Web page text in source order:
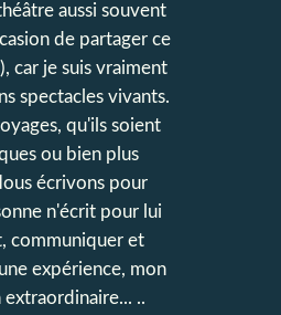
aussi souvent
de partager ce
car je suis vraiment
spectacles vivants.
qu'ils soient
ou bien plus
écrivons pour
n'écrit pour lui
communiquer et
expérience, mon
..